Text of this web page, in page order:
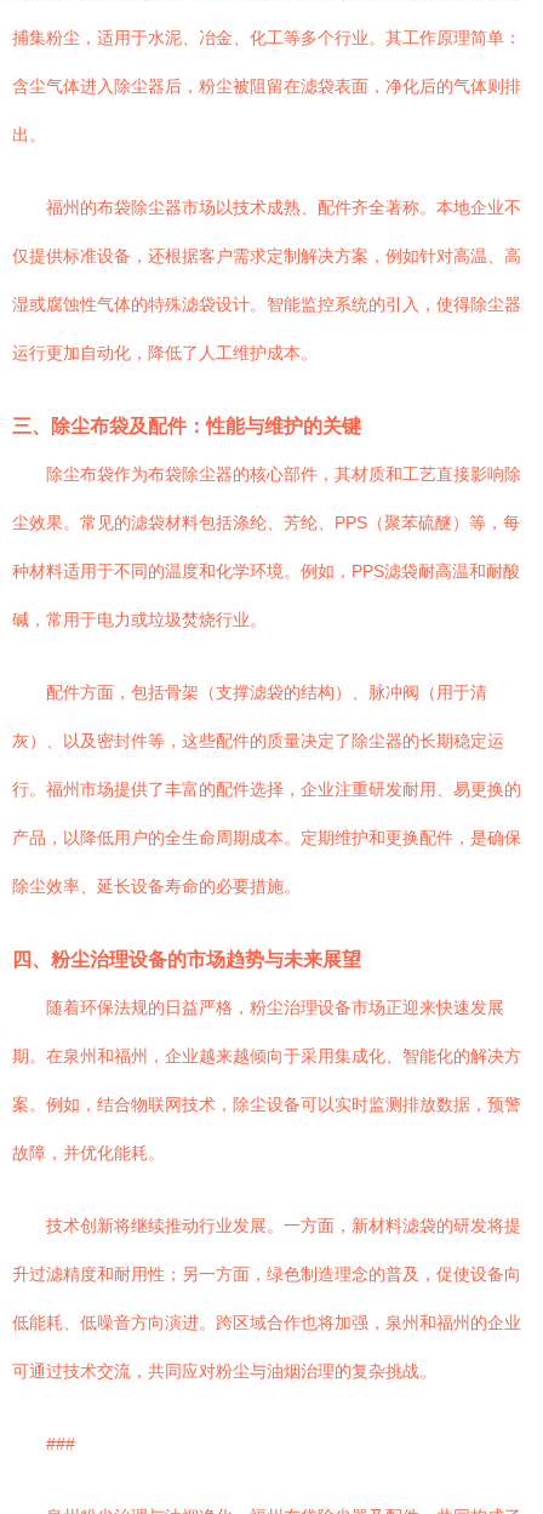
捕集粉尘，适用于水泥、冶金、化工等多个行业。其工作原理简单：
含尘气体进入除尘器后，粉尘被阻留在滤袋表面，净化后的气体则排
出。
福州的布袋除尘器市场以技术成熟、配件齐全著称。本地企业不
仅提供标准设备，还根据客户需求定制解决方案，例如针对高温、高
湿或腐蚀性气体的特殊滤袋设计。智能监控系统的引入，使得除尘器
运行更加自动化，降低了人工维护成本。
三、除尘布袋及配件：性能与维护的关键
除尘布袋作为布袋除尘器的核心部件，其材质和工艺直接影响除
尘效果。常见的滤袋材料包括涤纶、芳纶、PPS（聚苯硫醚）等，每
种材料适用于不同的温度和化学环境。例如，PPS滤袋耐高温和耐酸
碱，常用于电力或垃圾焚烧行业。
配件方面，包括骨架（支撑滤袋的结构）、脉冲阀（用于清
灰）、以及密封件等，这些配件的质量决定了除尘器的长期稳定运
行。福州市场提供了丰富的配件选择，企业注重研发耐用、易更换的
产品，以降低用户的全生命周期成本。定期维护和更换配件，是确保
除尘效率、延长设备寿命的必要措施。
四、粉尘治理设备的市场趋势与未来展望
随着环保法规的日益严格，粉尘治理设备市场正迎来快速发展
期。在泉州和福州，企业越来越倾向于采用集成化、智能化的解决方
案。例如，结合物联网技术，除尘设备可以实时监测排放数据，预警
故障，并优化能耗。
技术创新将继续推动行业发展。一方面，新材料滤袋的研发将提
升过滤精度和耐用性；另一方面，绿色制造理念的普及，促使设备向
低能耗、低噪音方向演进。跨区域合作也将加强，泉州和福州的企业
可通过技术交流，共同应对粉尘与油烟治理的复杂挑战。
###